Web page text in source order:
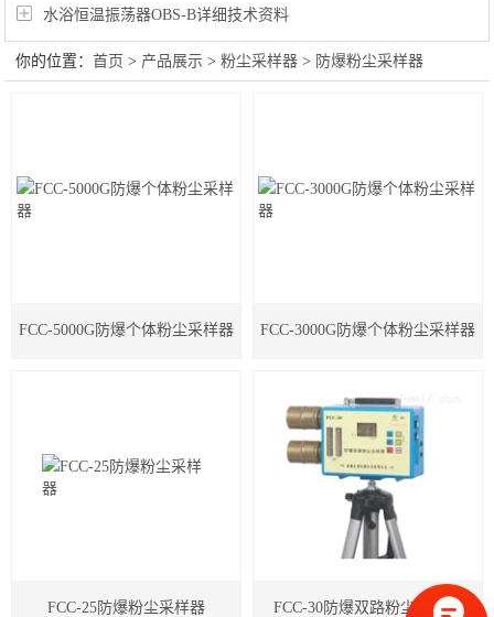
水浴恒温振荡器OBS-B详细技术资料
你的位置：首页 > 产品展示 >粉尘采样器 > 防爆粉尘采样器
FCC-5000G防爆个体粉尘采样器 FCC-3000G防爆个体粉尘采样器
FCC-25防爆粉尘采样器 FCC-30防爆双路粉尘采样器